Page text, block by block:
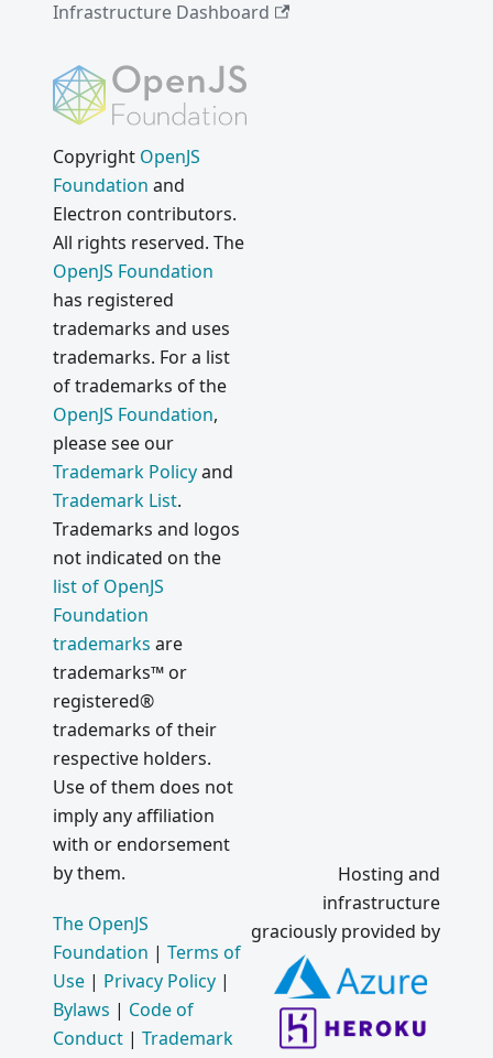
Infrastructure Dashboard
Copyright OpenJS
Foundation and
Electron contributors.
All rights reserved. The
OpenJS Foundation
has registered
trademarks and uses
trademarks. For a list
of trademarks of the
OpenJS Foundation,
please see our
Trademark Policyand
Trademark List.
Trademarks and logos
not indicated on the
list of OpenJS
Foundation
trademarks are
trademarks™ or
registered®
trademarks of their
respective holders.
Use of them does not
imply any affiliation
with or endorsement
by them.
The OpenJS
Foundation | Terms of
Use | Privacy Policy |
Bylaws | Code of
Conduct | Trademark
Hosting and
infrastructure
graciously provided by